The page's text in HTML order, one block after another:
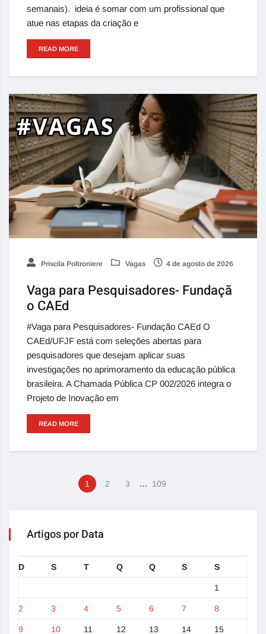
semanais). ideia é somar com um profissional que
atue nas etapas da criação e
READ MORE
Priscila Poltroniere Vagas 4 de agosto de 2026
Vaga para Pesquisadores- Fundaçã
o CAEd
#Vaga para Pesquisadores- Fundação CAEd O
CAEd/UFJF está com seleções abertas para
pesquisadores que desejam aplicar suas
investigações no aprimoramento da educação pública
brasileira. A Chamada Pública CP 002/2026 integra o
Projeto de Inovação em
READ MORE
1 2 3 … 109
Artigos por Data
D S T Q Q S S
1
2 3 4 5 6 7 8
9 10 11 12 13 14 15